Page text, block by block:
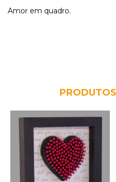
Amor em quadro.